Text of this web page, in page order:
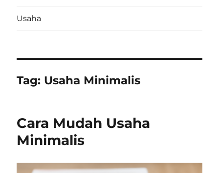
Usaha
Tag: Usaha Minimalis
Cara Mudah Usaha
Minimalis